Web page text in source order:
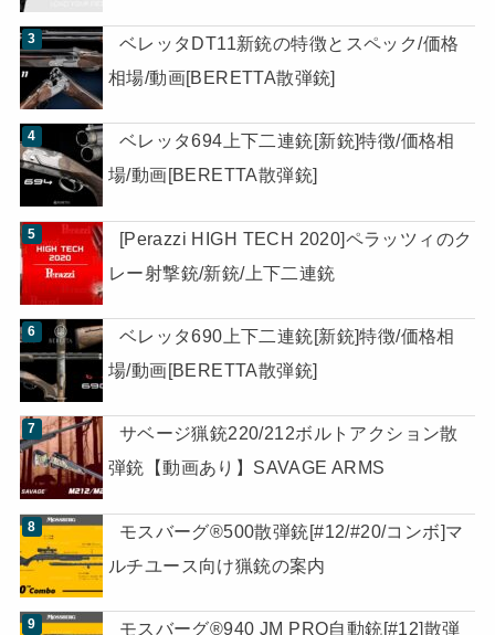
ベレッタDT11新銃の特徴とスペック/価格
相場/動画[BERETTA散弾銃]
ベレッタ694上下二連銃[新銃]特徴/価格相
場/動画[BERETTA散弾銃]
[Perazzi HIGH TECH 2020]ペラッツィのク
レー射撃銃/新銃/上下二連銃
ベレッタ690上下二連銃[新銃]特徴/価格相
場/動画[BERETTA散弾銃]
サベージ猟銃220/212ボルトアクション散
弾銃【動画あり】SAVAGE ARMS
モスバーグ®500散弾銃[#12/#20/コンボ]マ
ルチユース向け猟銃の案内
モスバーグ®940 JM PRO自動銃[#12]散弾